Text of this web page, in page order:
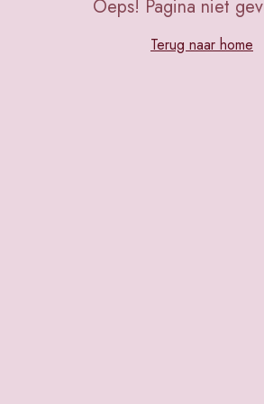
Oeps! Pagina niet
Terug naar home